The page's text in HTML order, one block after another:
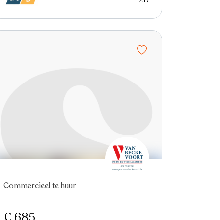
Commercieel te huur